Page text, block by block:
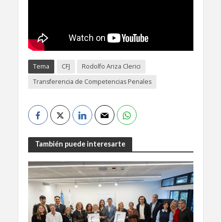
Tema CFJ
Rodolfo Ariza Clerici
Transferencia de Competencias Penales
También puede interesarte